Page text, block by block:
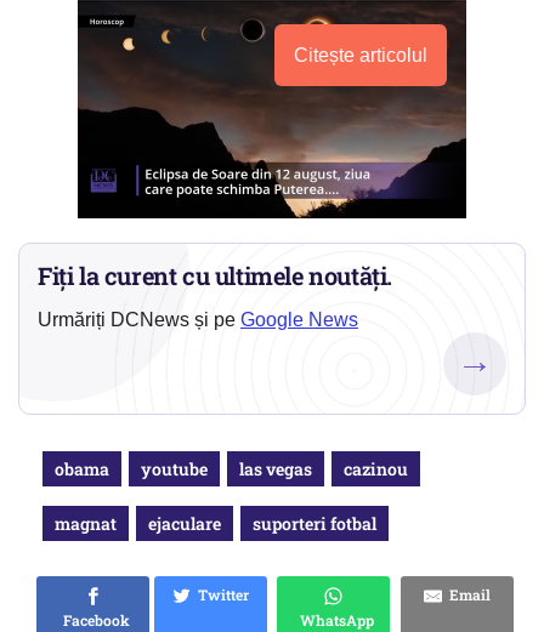
Citește articolul
Fiți la curent cu ultimele noutăți.
Urmăriți DCNews și pe Google News
→
obama youtube las vegas cazinou
magnat ejaculare suporteri fotbal
Facebook
Twitter
WhatsApp
Email